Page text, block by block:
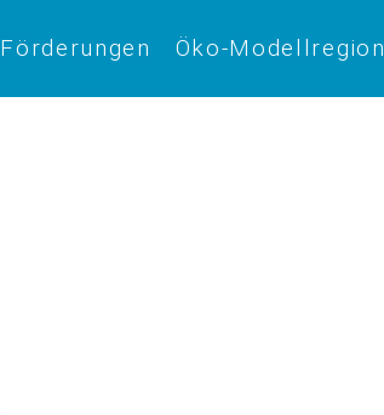
Förderungen Öko-Modellregion